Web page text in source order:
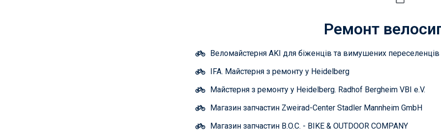
Ремонт
Веломайстерня AKI для біженців та вимушених переселенців
IFA. Майстерня з ремонту у Heidelberg
Майстерня з ремонту у Heidelberg. Radhof Bergheim VBI e.V.
Магазин запчастин Zweirad-Center Stadler Mannheim GmbH
Магазин запчастин B.O.C. - BIKE & OUTDOOR COMPANY